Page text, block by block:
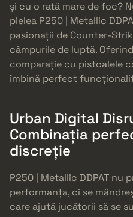
și cu o rată mare de foc?
pielea P250 | Metallic
pasionații de Counter-
câmpurile de luptă.
comparație cu pistoalele
îmbină perfect
Urban Digital
Combinația
discreție
P250 | Metallic DDPAT nu
performanța, ci se
care ajută jucătorii să se